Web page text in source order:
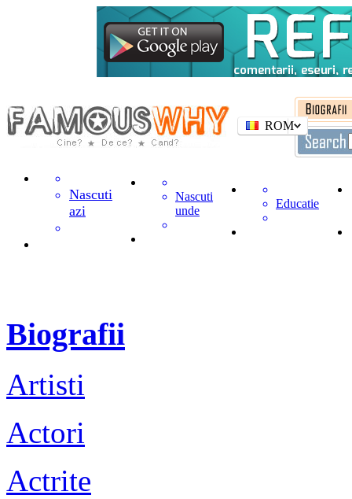
ROM
Nascuti
azi
Nascuti
unde
Educatie
Biografii
Artisti
Actori
Actrite